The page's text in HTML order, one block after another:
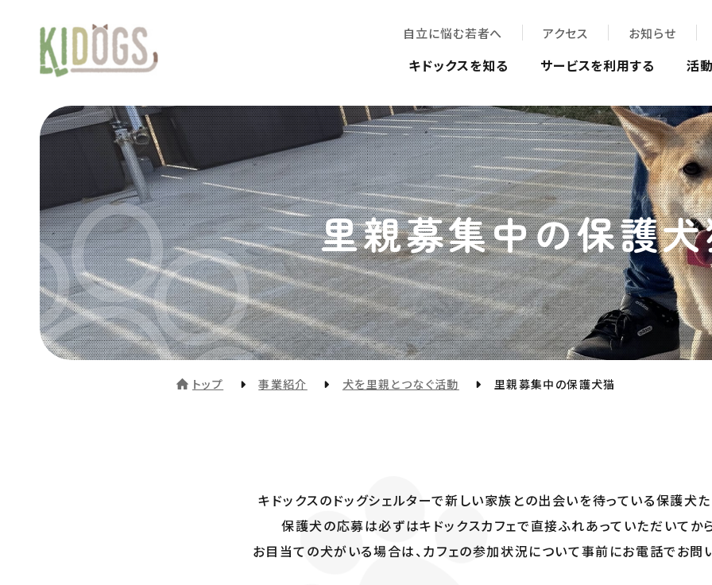
自立に悩む若者へ アクセス お知らせ
キドックスを知る サービスを利用する 活
里親募集中の保護
トップ 事業紹介 犬を里親とつなぐ活動 里親募集中の保護犬猫
キドックスのドッグシェルターで新しい家族との出会いを待っている保護犬
保護犬の応募は必ずはキドックスカフェで直接ふれあっていただいてか
お目当ての犬がいる場合は、カフェの参加状況について事前にお電話でお問